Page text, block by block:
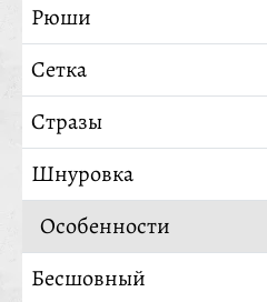
Рюши
Сетка
Стразы
Шнуровка
Особенности
Бесшовный